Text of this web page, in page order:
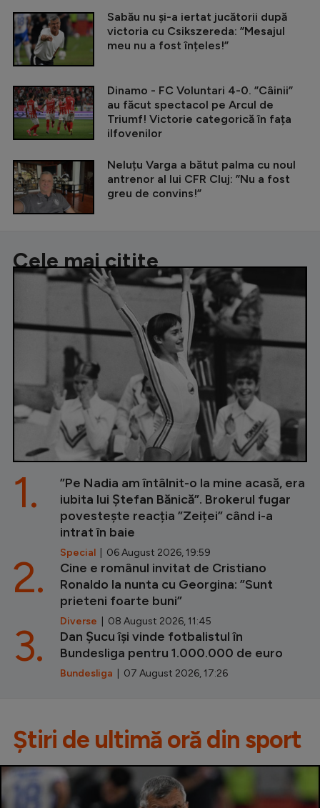
Sabău nu și-a iertat jucătorii după
victoria cu Csikszereda: ”Mesajul
meu nu a fost înțeles!”
Dinamo - FC Voluntari 4-0. ”Câinii”
au făcut spectacol pe Arcul de
Triumf! Victorie categorică în fața
ilfovenilor
Neluțu Varga a bătut palma cu noul
antrenor al lui CFR Cluj: ”Nu a fost
greu de convins!”
Cele mai citite
”Pe Nadia am întâlnit-o la mine acasă, era
iubita lui Ștefan Bănică”. Brokerul fugar
povestește reacția ”Zeiței” când i-a
intrat în baie
Special | 06 August 2026, 19:59
1.
Cine e românul invitat de Cristiano
Ronaldo la nunta cu Georgina: ”Sunt
prieteni foarte buni”
Diverse | 08 August 2026, 11:45
2.
Dan Șucu își vinde fotbalistul în
Bundesliga pentru 1.000.000 de euro
Bundesliga | 07 August 2026, 17:26
3.
Știri de ultimă oră din sport